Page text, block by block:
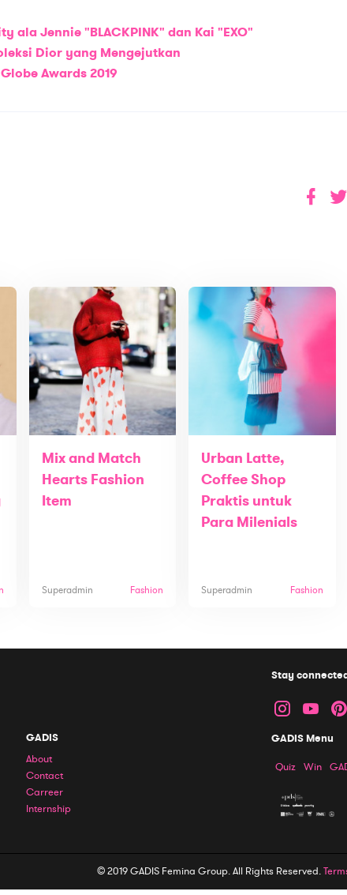
ala Jennie "BLACKPINK" dan Kai "EXO"
Dior yang Mengejutkan
Awards 2019
Mix and Match
Hearts Fashion
Item
Superadmin Fashion
Urban Latte,
Coffee Shop
Praktis untuk
Para Milenials
Superadmin Fashion
GADIS
About
Contact
Carreer
Internship
Stay
GADIS Menu
Quiz Win
© 2019 GADIS Femina Group. All Rights Reserved.